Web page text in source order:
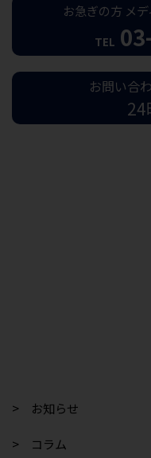
お急ぎの方 メ
TEL
お問い合
24
> お知らせ
> コラム